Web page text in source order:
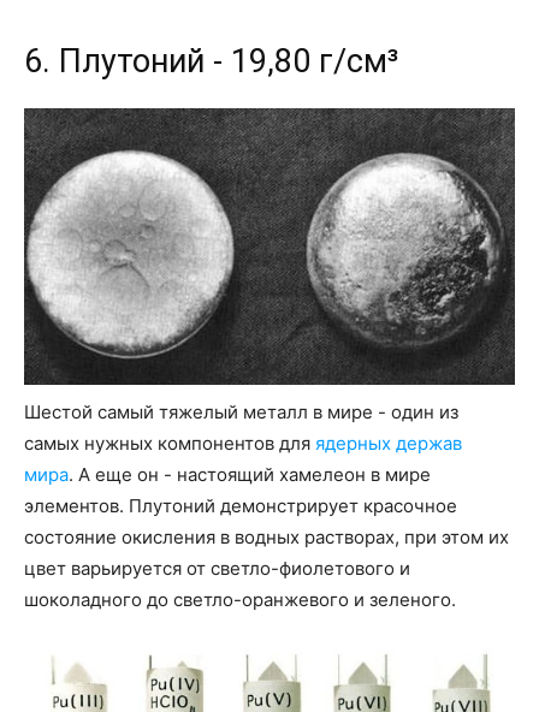
6. Плутоний - 19,80 г/см³
Шестой самый тяжелый металл в мире - один из
самых нужных компонентов для ядерных держав
мира. А еще он - настоящий хамелеон в мире
элементов. Плутоний демонстрирует красочное
состояние окисления в водных растворах, при этом их
цвет варьируется от светло-фиолетового и
шоколадного до светло-оранжевого и зеленого.